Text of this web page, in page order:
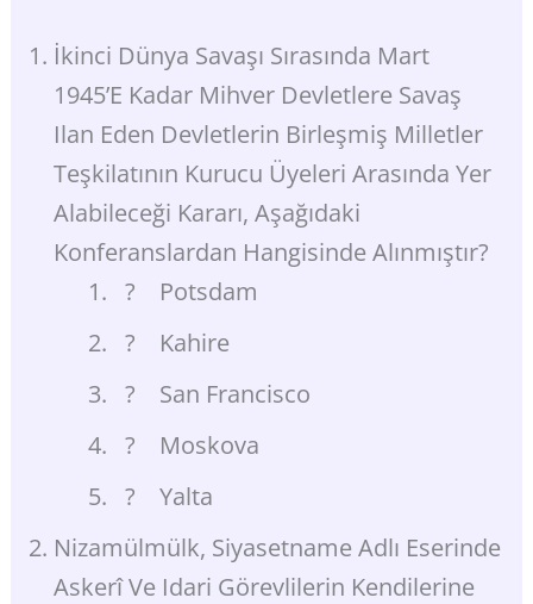
İkinci Dünya Savaşı Sırasında Mart
1945’e Kadar Mihver Devletlere Savaş
Ilan Eden Devletlerin Birleşmiş Milletler
Teşkilatının Kurucu Üyeleri Arasında Yer
Alabileceği Kararı, Aşağıdaki
Konferanslardan Hangisinde Alınmıştır?
? Potsdam
? Kahire
? San Francisco
? Moskova
? Yalta
Nizamülmülk, Siyasetname Adlı Eserinde
Askerî Ve Idari Görevlilerin Kendilerine